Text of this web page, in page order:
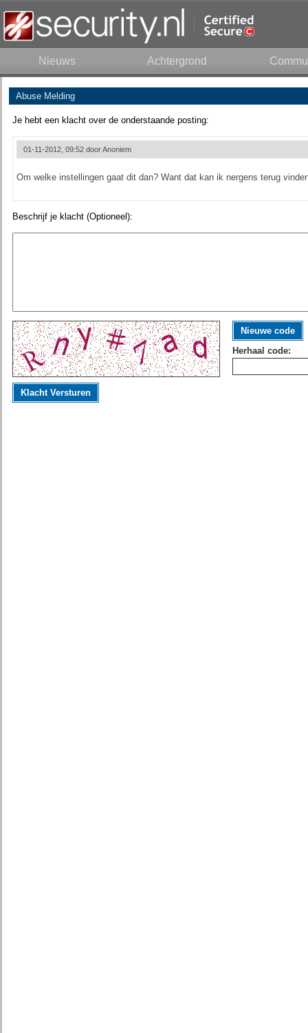
Nieuws Achtergrond
Abuse Melding
Je hebt een klacht over de onderstaande posting:
01-11-2012, 09:52 doorAnoniem
Om welke instellingen gaat dit dan? Want dat kan ik nergens terug
Beschrijf je klacht (Optioneel):
Nieuwe code
Herhaal code:
Klacht Versturen